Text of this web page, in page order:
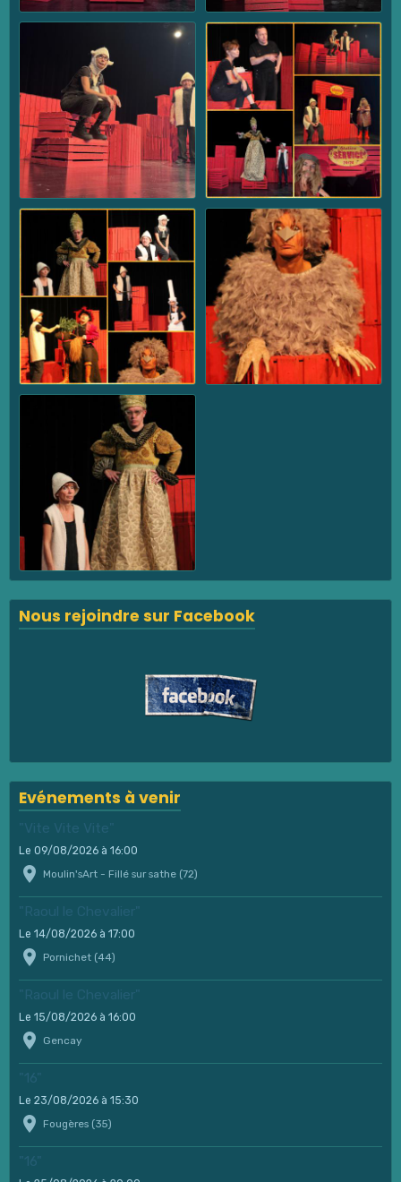
Nous rejoindre sur Facebook
Evénements à venir
"Vite Vite Vite"
Le 09/08/2026 à 16:00
Moulin'sArt - Fillé sur sathe (72)
"Raoul le Chevalier"
Le 14/08/2026 à 17:00
Pornichet (44)
"Raoul le Chevalier"
Le 15/08/2026 à 16:00
Gencay
"16"
Le 23/08/2026 à 15:30
Fougères (35)
"16"